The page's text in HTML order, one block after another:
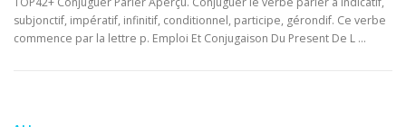
subjonctif, impératif, infinitif, conditionnel, participe, gérondif. Ce verbe
commence par la lettre p. Emploi Et Conjugaison Du Present De L …